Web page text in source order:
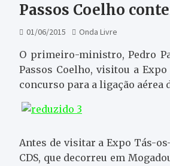
Passos Coelho
01/06/2015 Onda Livre
O primeiro-ministro, Pedro
Passos Coelho, visitou a
concurso para a ligação aérea
Antes de visitar a Expo Tás-
CDS, que decorreu em